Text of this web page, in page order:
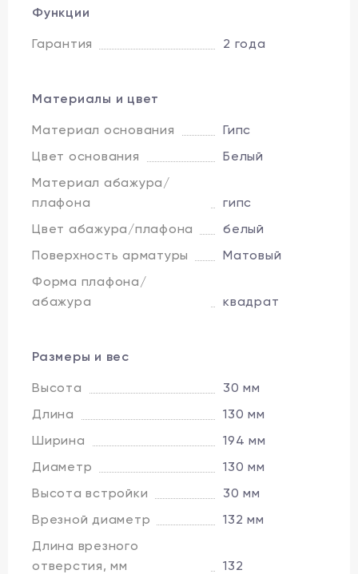
Функции
Гарантия 2 года
Материалы и цвет
Материал основания
Гипс
Цвет основания
Белый
Материал абажура/
плафона
гипс
Цвет абажура/плафона
белый
Поверхность арматуры
Матовый
Форма плафона/
абажура
квадрат
Размеры и вес
Высота
30 мм
Длина
130 мм
Ширина
194 мм
Диаметр
130 мм
Высота встройки
30 мм
Врезной диаметр
132 мм
Длина врезного
отверстия, мм
132